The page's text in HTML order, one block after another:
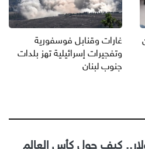
غارات وقنابل فوسفورية
وتفجيرات إسرائيلية تهز بلدات
جنوب لبنان
دولار.. كيف حول كأس العالم